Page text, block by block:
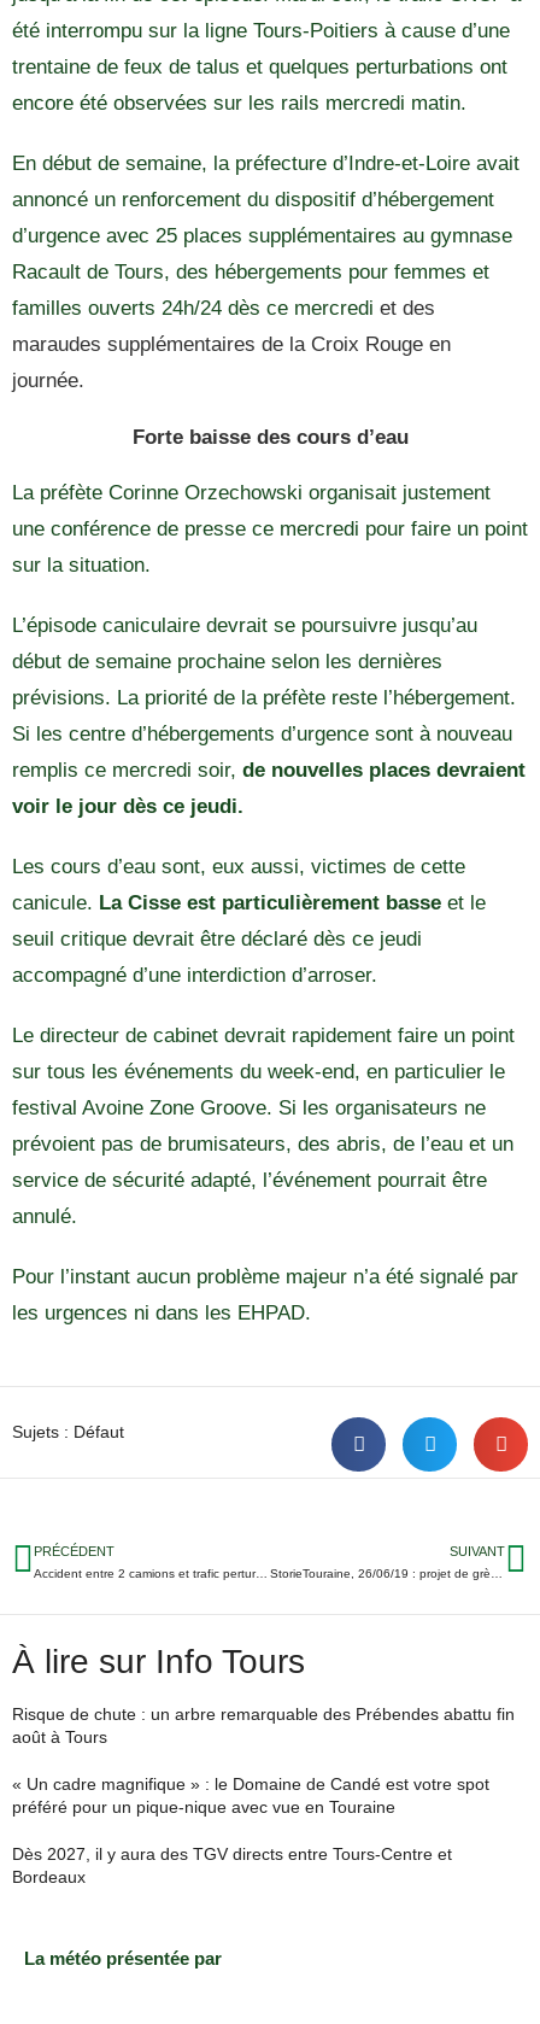
été interrompu sur la ligne Tours-Poitiers à cause d’une
trentaine de feux de talus et quelques perturbations ont
encore été observées sur les rails mercredi matin.
En début de semaine, la préfecture d’Indre-et-Loire avait
annoncé un renforcement du dispositif d’hébergement
d’urgence avec 25 places supplémentaires au gymnase
Racault de Tours, des hébergements pour femmes et
familles ouverts 24h/24 dès ce mercredi et des
maraudes supplémentaires de la Croix Rouge en
journée.
Forte baisse des cours d’eau
La préfète Corinne Orzechowski organisait justement
une conférence de presse ce mercredi pour faire un point
sur la situation.
L’épisode caniculaire devrait se poursuivre jusqu’au
début de semaine prochaine selon les dernières
prévisions. La priorité de la préfète reste l’hébergement.
Si les centre d’hébergements d’urgence sont à nouveau
remplis ce mercredi soir, de nouvelles places devraient
voir le jour dès ce jeudi.
Les cours d’eau sont, eux aussi, victimes de cette
canicule. La Cisse est particulièrement basse et le
seuil critique devrait être déclaré dès ce jeudi
accompagné d’une interdiction d’arroser.
Le directeur de cabinet devrait rapidement faire un point
sur tous les événements du week-end, en particulier le
festival Avoine Zone Groove. Si les organisateurs ne
prévoient pas de brumisateurs, des abris, de l’eau et un
service de sécurité adapté, l’événement pourrait être
annulé.
Pour l’instant aucun problème majeur n’a été signalé par
les urgences ni dans les EHPAD.
Sujets : Défaut
PRÉCÉDENT
Accident entre 2 camions et trafic perturbé sur l’A10 mercredi 26 juin
SUIVANT
À lire sur Info Tours
Risque de chute : un arbre remarquable des Prébendes abattu fin
août à Tours
« Un cadre magnifique » : le Domaine de Candé est votre spot
préféré pour un pique-nique avec vue en Touraine
Dès 2027, il y aura des TGV directs entre Tours-Centre et
Bordeaux
La météo présentée par